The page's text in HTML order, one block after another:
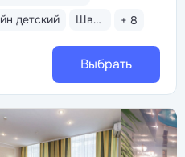
детский Шведский стол + 8
Выбрать